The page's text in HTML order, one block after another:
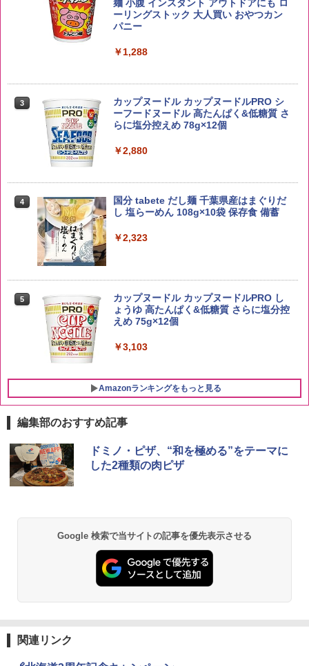
￥3,980
3
【在庫処分価格】ももたろう印 無洗米 5
kg 業務用 お米マイスターブレンド
￥2,680
4
by Amazon 新潟県産 新潟のお米 無洗米
5kg
￥3,274
5
by Amazon あきたこまちブレンド 無洗
米 5kg
￥3,396
イボール 大容量
3
角ハイボール 350ml×24本 サントリー ウ
イスキー ハイボール 缶
4
トリスウイスキー 4000ml サントリー 大
容量 4リットル
￥4,274
5
【数量限定】フロム・ザ・バレル モルト
ウイスキー500ml アサヒ [ 日本 500ml ]
【中元 ギフト プレゼント 贈り物に】
￥4,402
麺 小腹 インスタント アウトドアにも ロ
ーリングストック 大人買い おやつカン
パニー
￥1,288
3
カップヌードル カップヌードルPRO シ
ーフードヌードル 高たんぱく&低糖質 さ
らに塩分控えめ 78g×12個
￥2,880
4
国分 tabete だし麺 千葉県産はまぐりだ
し 塩らーめん 108g×10袋 保存食 備蓄
￥2,323
5
カップヌードル カップヌードルPRO し
ょうゆ 高たんぱく&低糖質 さらに塩分控
えめ 75g×12個
￥3,103
Amazonランキングをもっと見る
[山善] スチームオーブンレンジ 25L 一人
暮らし 二人暮らし フラットテーブル ス
チーム調理 自動メニュー19種搭載 角皿
シャープ 過熱水蒸気 オーブンレンジ 23
L 1段調理 ブラック RE-WF232-B シンプ
ル操作 コンパクト 一人暮らし 二人暮ら
編集部のおすすめ記事
ドミノ・ピザ、“和を極める”をテーマに
した2種類の肉ピザ
Google 検索で当サイトの記事を優先表示させる
関連リンク